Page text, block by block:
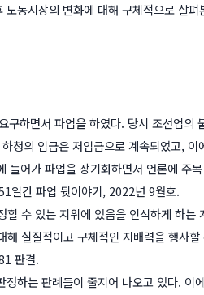
동시장의 변화에 대해 구체적으로 살펴
하면서 파업을 하였다. 당시 조선업의
청의 임금은 저임금으로 계속되었고,
어가 파업을 장기화하면서 언론에 주
일간 파업 뒷이야기, 2022년 9월호.
수 있는 지위에 있음을 인식하게 하는
실질적이고 구체적인 지배력을 행사
판결.
하는 판례들이 줄지어 나오고 있다. 이